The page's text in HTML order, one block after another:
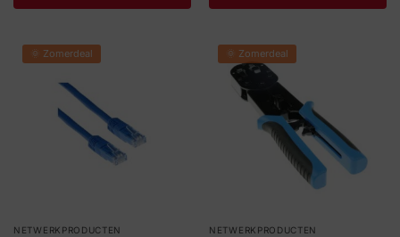
🌞 Zomerdeal
NETWERKPRODUCTEN
🌞 Zomerdeal
NETWERKPRODUCTEN